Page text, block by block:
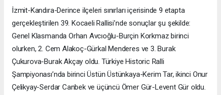
İzmit-Kandıra-Derince ilçeleri sınırları içerisinde 9 etapta
gerçekleştirilen 39. Kocaeli Rallisi’nde sonuçlar şu şekilde:
Genel Klasmanda Orhan Avcıoğlu-Burçin Korkmaz birinci
olurken, 2. Cem Alakoç-Gürkal Menderes ve 3. Burak
Çukurova-Burak Akçay oldu. Türkiye Historic Ralli
Şampiyonası’nda birinci Üstün Üstünkaya-Kerim Tar, ikinci Onur
Çelikyay-Serdar Canbek ve üçüncü Ömer Gür-Levent Gür oldu.